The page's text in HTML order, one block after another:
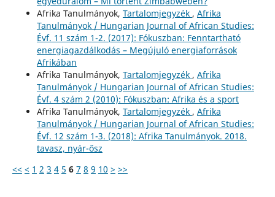
Afrika Tanulmányok, Tartalomjegyzék , Afrika
Tanulmányok / Hungarian Journal of African Studies:
Évf. 11 szám 1-2. (2017): Fókuszban: Fenntartható
energiagazdálkodás – Megújuló energiaforrások
Afrikában
Afrika Tanulmányok, Tartalomjegyzék , Afrika
Tanulmányok / Hungarian Journal of African Studies:
Évf. 4 szám 2 (2010): Fókuszban: Afrika és a sport
Afrika Tanulmányok, Tartalomjegyzék , Afrika
Tanulmányok / Hungarian Journal of African Studies:
Évf. 12 szám 1-3. (2018): Afrika Tanulmányok. 2018.
tavasz, nyár-ősz
<< < 1 2 3 4 5 6 7 8 9 10 > >>